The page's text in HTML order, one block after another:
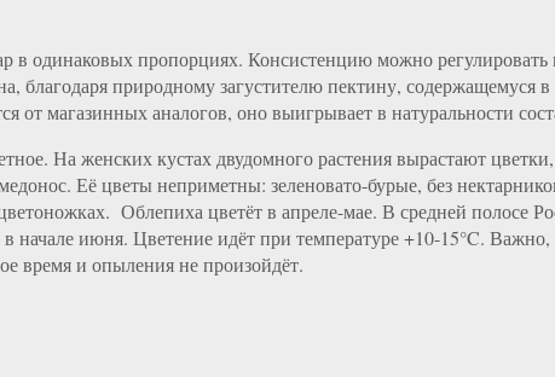
в одинаковых пропорциях. Консистенцию можно
благодаря природному загустителю пектину, содержащемуся
от магазинных аналогов, оно выигрывает в натуральности
На женских кустах двудомного растения вырастают
Её цветы неприметны: зеленовато-бурые, без
Облепиха цветёт в апреле-мае. В средней полосе
начале июня. Цветение идёт при температуре +10-15°C.
время и опыления не произойдёт.